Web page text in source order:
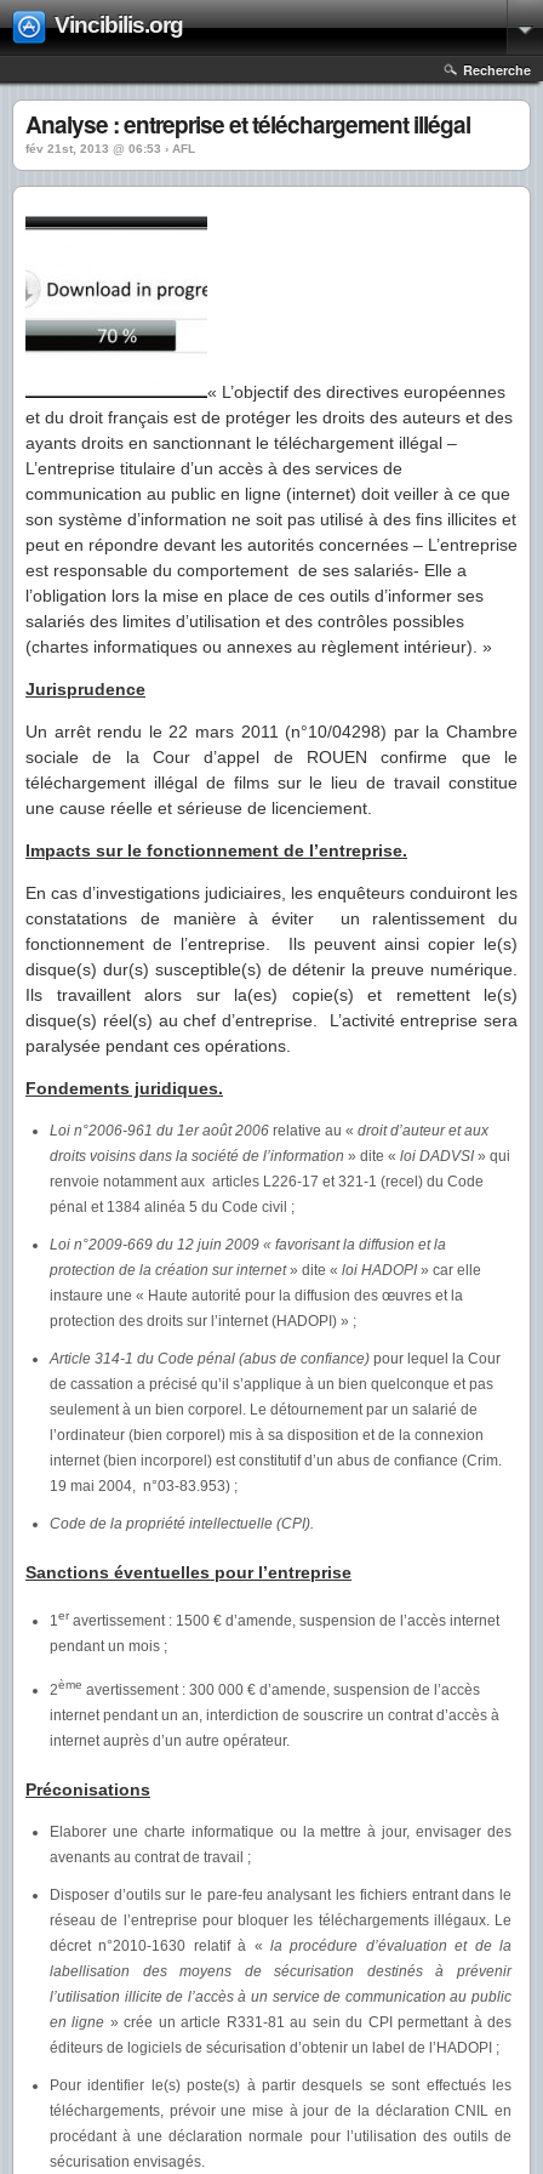
Vincibilis.org
Recherche
Analyse : entreprise et téléchargement illégal
fév 21st, 2013 @ 06:53 › AFL
« L’objectif des directives européennes
et du droit français est de protéger les droits des auteurs et des
ayants droits en sanctionnant le téléchargement illégal –
L’entreprise titulaire d’un accès à des services de
communication au public en ligne (internet) doit veiller à ce que
son système d’information ne soit pas utilisé à des fins illicites et
peut en répondre devant les autorités concernées – L’entreprise
est responsable du comportement de ses salariés- Elle a
l’obligation lors la mise en place de ces outils d’informer ses
salariés des limites d’utilisation et des contrôles possibles
(chartes informatiques ou annexes au règlement intérieur). »
Jurisprudence
Un arrêt rendu le 22 mars 2011 (n°10/04298) par la Chambre
sociale de la Cour d’appel de ROUEN confirme que le
téléchargement illégal de films sur le lieu de travail constitue
une cause réelle et sérieuse de licenciement.
Impacts sur le fonctionnement de l’entreprise.
En cas d’investigations judiciaires, les enquêteurs conduiront les
constatations de manière à éviter un ralentissement du
fonctionnement de l’entreprise. Ils peuvent ainsi copier le(s)
disque(s) dur(s) susceptible(s) de détenir la preuve numérique.
Ils travaillent alors sur la(es) copie(s) et remettent le(s)
disque(s) réel(s) au chef d’entreprise. L’activité entreprise sera
paralysée pendant ces opérations.
Fondements juridiques.
Loi n°2006-961 du 1er août 2006 relative au « droit d’auteur et aux
droits voisins dans la société de l’information » dite « loi DADVSI » qui
renvoie notamment aux articles L226-17 et 321-1 (recel) du Code
pénal et 1384 alinéa 5 du Code civil ;
Loi n°2009-669 du 12 juin 2009 « favorisant la diffusion et la
protection de la création sur internet» dite « loi HADOPI » car elle
instaure une « Haute autorité pour la diffusion des œuvres et la
protection des droits sur l’internet (HADOPI) » ;
Article 314-1 du Code pénal (abus de confiance) pour lequel la Cour
de cassation a précisé qu’il s’applique à un bien quelconque et pas
seulement à un bien corporel. Le détournement par un salarié de
l’ordinateur (bien corporel) mis à sa disposition et de la connexion
internet (bien incorporel) est constitutif d’un abus de confiance (Crim.
19 mai 2004, n°03-83.953) ;
Code de la propriété intellectuelle (CPI).
Sanctions éventuelles pour l’entreprise
1er avertissement : 1500 € d’amende, suspension de l’accès internet
pendant un mois ;
2ème avertissement : 300 000 € d’amende, suspension de l’accès
internet pendant un an, interdiction de souscrire un contrat d’accès à
internet auprès d’un autre opérateur.
Préconisations
Elaborer une charte informatique ou la mettre à jour, envisager des
avenants au contrat de travail ;
Disposer d’outils sur le pare-feu analysant les fichiers entrant dans le
réseau de l’entreprise pour bloquer les téléchargements illégaux. Le
décret n°2010-1630 relatif à « la procédure d’évaluation et de la
labellisation des moyens de sécurisation destinés à prévenir
l’utilisation illicite de l’accès à un service de communication au public
en ligne » crée un article R331-81 au sein du CPI permettant à des
éditeurs de logiciels de sécurisation d’obtenir un label de l’HADOPI ;
Pour identifier le(s) poste(s) à partir desquels se sont effectués les
téléchargements, prévoir une mise à jour de la déclaration CNIL en
procédant à une déclaration normale pour l’utilisation des outils de
sécurisation envisagés.